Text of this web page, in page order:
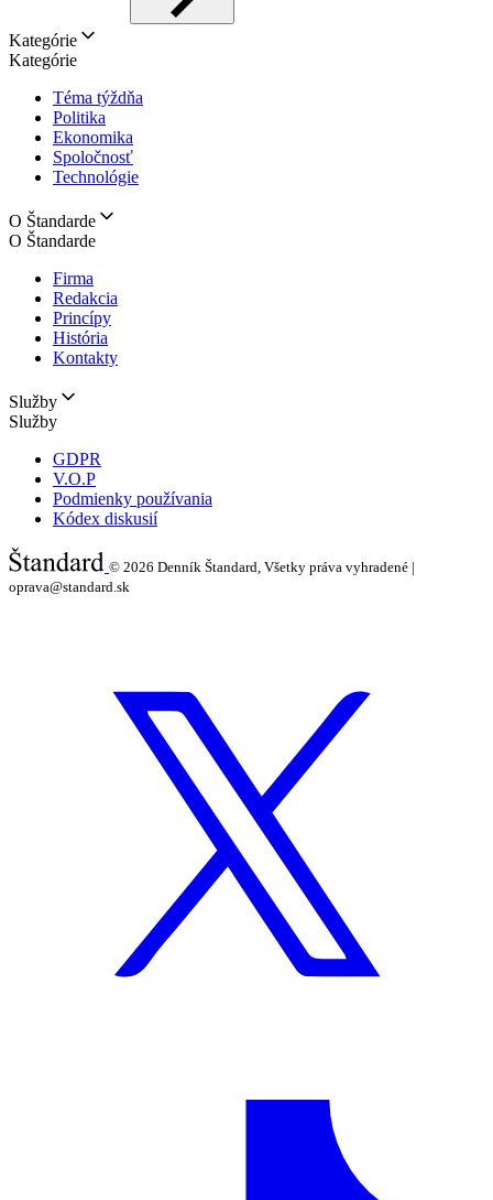
Kategórie
Kategórie
Téma týždňa
Politika
Ekonomika
Spoločnosť
Technológie
O Štandarde
O Štandarde
Firma
Redakcia
Princípy
História
Kontakty
Služby
Služby
GDPR
V.O.P
Podmienky používania
Kódex diskusií
© 2026 Denník Štandard, Všetky práva vyhradené |
oprava@standard.sk